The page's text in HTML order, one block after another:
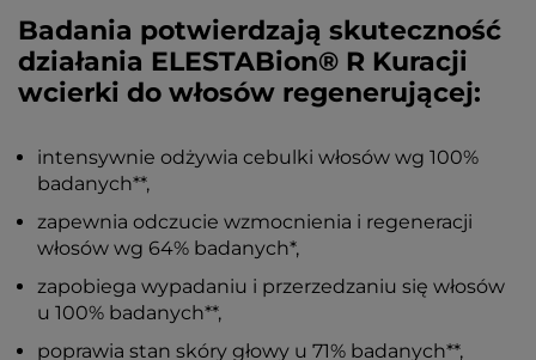
Badania potwierdzają skuteczność
działania ELESTABion® R Kuracji
wcierki do włosów regenerującej:
intensywnie odżywia cebulki włosów wg 100%
badanych**,
zapewnia odczucie wzmocnienia i regeneracji
włosów wg 64% badanych*,
zapobiega wypadaniu i przerzedzaniu się włosów
u 100% badanych**,
poprawia stan skóry głowy u 71% badanych**,